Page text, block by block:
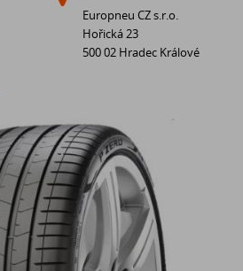
Europneu CZ s.r.o.
Hořická 23
500 02 Hradec Králové